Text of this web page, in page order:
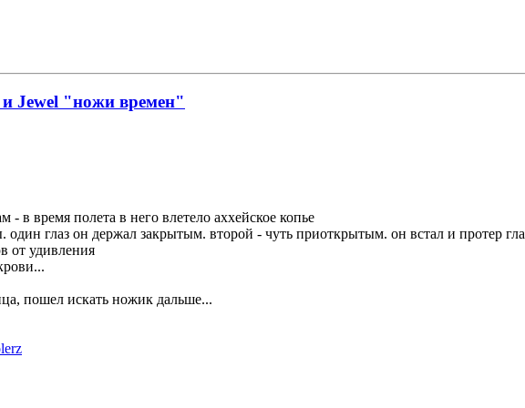
Jewel "ножи времен"
в время полета в него влетело аххейское копье
один глаз он держал закрытым. второй - чуть приоткрытым. он встал и протер
от удивления
пошел искать ножик дальше...